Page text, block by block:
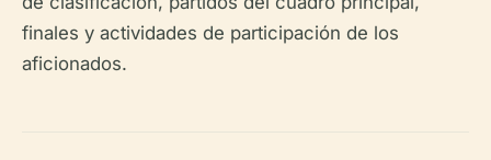
finales y actividades de participación de los
aficionados.